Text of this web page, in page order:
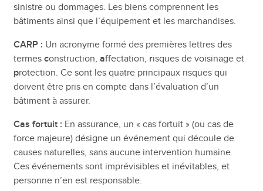
sinistre ou dommages. Les biens comprennent les
bâtiments ainsi que l’équipement et les marchandises.
CARP : Un acronyme formé des premières lettres des
termes construction, affectation, risques de voisinage et
protection. Ce sont les quatre principaux risques qui
doivent être pris en compte dans l’évaluation d’un
bâtiment à assurer.
Cas fortuit : En assurance, un « cas fortuit » (ou cas de
force majeure) désigne un événement qui découle de
causes naturelles, sans aucune intervention humaine.
Ces événements sont imprévisibles et inévitables, et
personne n’en est responsable.